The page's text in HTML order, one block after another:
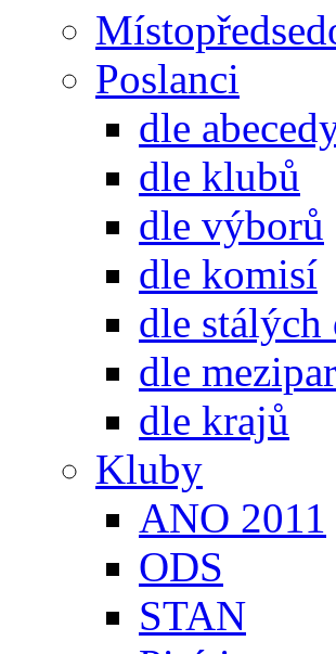
Poslanci
dle
dle klubů
dle výborů
dle komisí
dle stálých
dle
dle krajů
Kluby
ANO 2011
ODS
STAN